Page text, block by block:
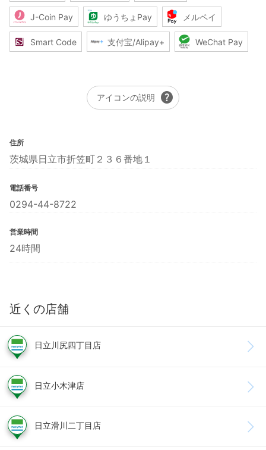
J-Coin Pay ゆうちょPay メルペイ
Smart Code 支付宝/Alipay+ WeChat Pay
アイコンの説明 help
住所
茨城県日立市折笠町２３６番地１
電話番号
0294-44-8722
営業時間
24時間
近くの店舗
日立川尻四丁目店
日立小木津店
日立滑川二丁目店